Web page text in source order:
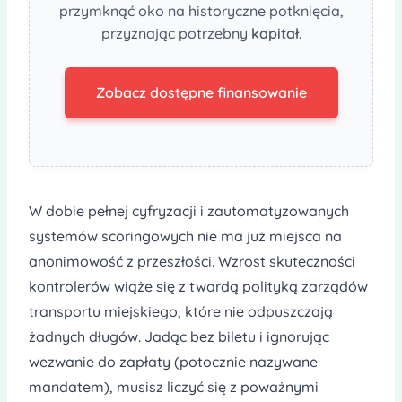
przymknąć oko na historyczne potknięcia,
przyznając potrzebny kapitał.
Zobacz dostępne finansowanie
W dobie pełnej cyfryzacji i zautomatyzowanych
systemów scoringowych nie ma już miejsca na
anonimowość z przeszłości. Wzrost skuteczności
kontrolerów wiąże się z twardą polityką zarządów
transportu miejskiego, które nie odpuszczają
żadnych długów. Jadąc bez biletu i ignorując
wezwanie do zapłaty (potocznie nazywane
mandatem), musisz liczyć się z poważnymi